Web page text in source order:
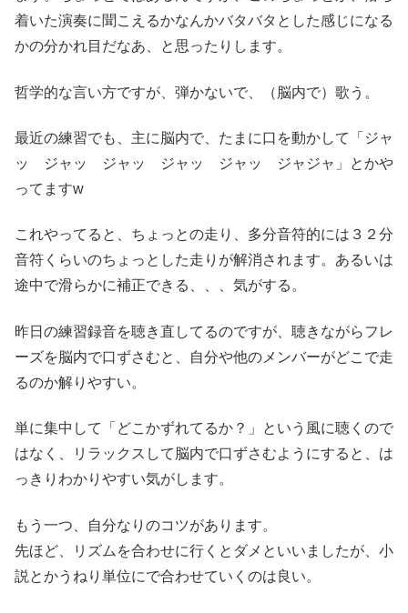
着いた演奏に聞こえるかなんかバタバタとした感じになる
かの分かれ目だなあ、と思ったりします。
哲学的な言い方ですが、弾かないで、（脳内で）歌う。
最近の練習でも、主に脳内で、たまに口を動かして「ジャ
ッ ジャッ ジャッ ジャッ ジャッ ジャジャ」とかや
ってますw
これやってると、ちょっとの走り、多分音符的には３２分
音符くらいのちょっとした走りが解消されます。あるいは
途中で滑らかに補正できる、、、気がする。
昨日の練習録音を聴き直してるのですが、聴きながらフレ
ーズを脳内で口ずさむと、自分や他のメンバーがどこで走
るのか解りやすい。
単に集中して「どこかずれてるか？」という風に聴くので
はなく、リラックスして脳内で口ずさむようにすると、は
っきりわかりやすい気がします。
もう一つ、自分なりのコツがあります。
先ほど、リズムを合わせに行くとダメといいましたが、小
説とかうねり単位にで合わせていくのは良い。